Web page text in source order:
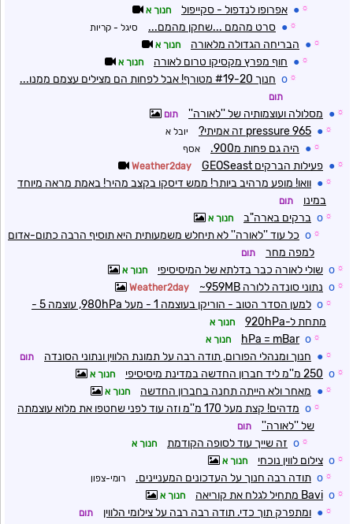
☼
● אפרופו לנדפול - סקייפול חנוך א
☼
● סרט מהמם ...שחקן מהמם... סיגל - קריות
☼
● הבריחה הגדולה מלאורה חנוך א
☼
● חוף מפרץ מקסיקו טרום לאורה חנוך א
☼
o חנוך #19-20 מטורף! אבל לפחות הם מצילים עצמם ממנו...
תום
☼
● מסלולה ועוצמותיה של ''לאורה'' תום
☼
● pressure 965 זה אמיתי? יובל א
☼
● היה גם פחות מ900. אסף
☼
● פעילות הברקים GEOSeast Weather2day
☼
● וואו! מופע מרהיב ביותר! ממש דיסקו בקצב מהיר! באמת מראה מיוחד
במינו
תום
☼
o ברקים בארה"ב חנוך א
☼
o כל עוד ''לאורה'' לא תיחלש משמעותית היא תוסיף הרבה כתום-אדום
למפה מחר
תום
☼
o שולי לאורה כבר בדלתא של המיסיסיפי חנוך א
☼
o נתוני סונדה ללורה 959MB~ Weather2day
☼
o
למען הסדר הטוב - הוריקן בעוצמה 1 - מעל 980hPa, עוצמה 5 -
מתחת ל-920hPa
חנוך א
☼
o
hPa = mBar חנוך א
☼
● חנוך ומנהלי הפורום, תודה רבה על תמונת הלווין ונתוני הסונדה תום
☼
o 250 מ''מ ליד חברון החדשה במדינת מיסיסיפי חנוך א
☼
● מאחר ולא הייתה תחנה בחברון החדשה חנוך א
☼
o
מדהים! קצת מעל 170 מ''מ וזה עוד לפני שחטפו את מלוא עוצמתה
של ''לאורה''
תום
☼
o זה שייך עוד לסופה הקודמת חנוך א
☼
o צילום לווין נוכחי חנוך א
☼
o תודה רבה חנוך על העדכונים המעניינים. רומי-צפון
☼
o Bavi מתחיל לגלח את קוריאה חנוך א
☼
● ומתפרק תוך כדי. תודה רבה רבה על צילומי הלווין תום